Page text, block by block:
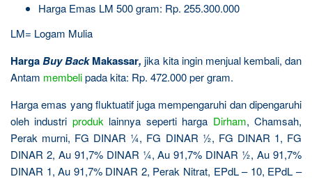
Harga Emas LM 500 gram: Rp. 255.300.000
LM= Logam Mulia
HargaBuy BackMakassar, jika kita ingin menjual kembali, dan
Antam membelipada kita: Rp. 472.000 per gram.
Harga emas yang fluktuatif juga mempengaruhi dan dipengaruhi
oleh industri produk lainnya seperti harga Dirham, Chamsah,
Perak murni, FG DINAR ¼, FG DINAR ½, FG DINAR 1, FG
DINAR 2, Au 91,7% DINAR ¼, Au 91,7% DINAR ½, Au 91,7%
DINAR 1, Au 91,7% DINAR 2, Perak Nitrat, EPdL – 10, EPdL –